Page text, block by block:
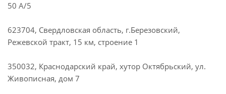
50 А/5
623704, Свердловская область, г.Березовский,
Режевской тракт, 15 км, строение 1
350032, Краснодарский край, хутор Октябрьский, ул.
Живописная, дом 7